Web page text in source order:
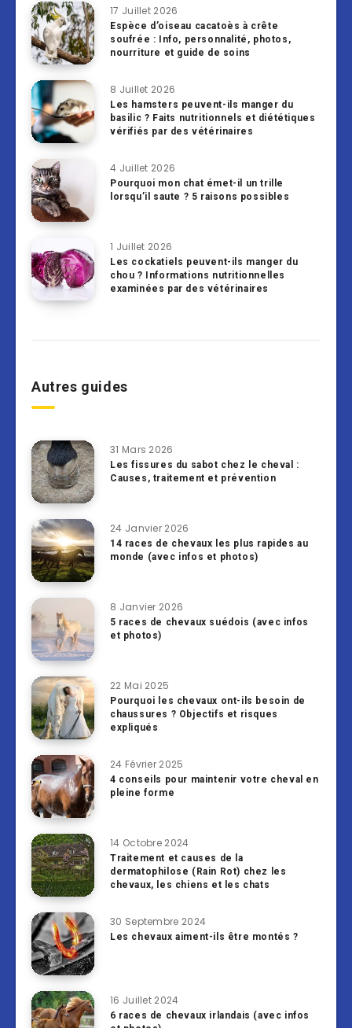
17 Juillet 2026
Espèce d’oiseau cacatoès à crête
soufrée : Info, personnalité, photos,
nourriture et guide de soins
8 Juillet 2026
Les hamsters peuvent-ils manger du
basilic ? Faits nutritionnels et diététiques
vérifiés par des vétérinaires
4 Juillet 2026
Pourquoi mon chat émet-il un trille
lorsqu’il saute ? 5 raisons possibles
1 Juillet 2026
Les cockatiels peuvent-ils manger du
chou ? Informations nutritionnelles
examinées par des vétérinaires
Autres guides
31 Mars 2026
Les fissures du sabot chez le cheval :
Causes, traitement et prévention
24 Janvier 2026
14 races de chevaux les plus rapides au
monde (avec infos et photos)
8 Janvier 2026
5 races de chevaux suédois (avec infos
et photos)
22 Mai 2025
Pourquoi les chevaux ont-ils besoin de
chaussures ? Objectifs et risques
expliqués
24 Février 2025
4 conseils pour maintenir votre cheval en
pleine forme
14 Octobre 2024
Traitement et causes de la
dermatophilose (Rain Rot) chez les
chevaux, les chiens et les chats
30 Septembre 2024
Les chevaux aiment-ils être montés ?
16 Juillet 2024
6 races de chevaux irlandais (avec infos